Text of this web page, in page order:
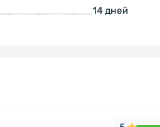
14 дней